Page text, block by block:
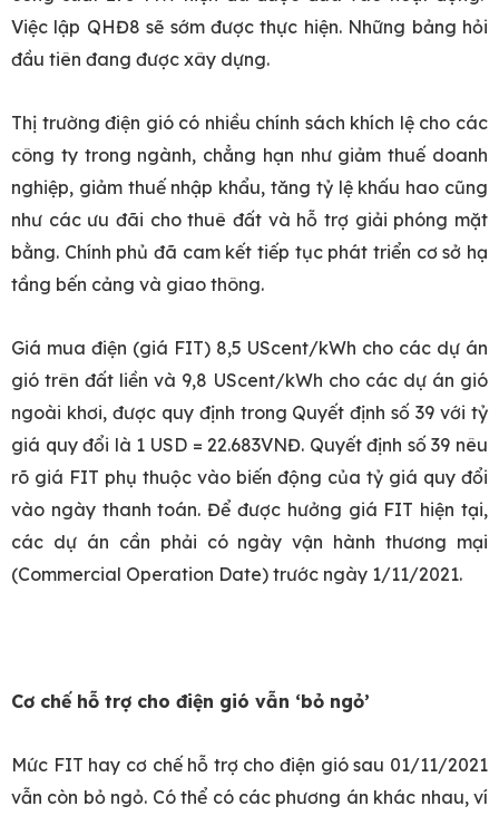
Việc lập QHĐ8 sẽ sớm được thực hiện. Những bảng hỏi
đầu tiên đang được xây dựng.
Thị trường điện gió có nhiều chính sách khích lệ cho các
công ty trong ngành, chẳng hạn như giảm thuế doanh
nghiệp, giảm thuế nhập khẩu, tăng tỷ lệ khấu hao cũng
như các ưu đãi cho thuê đất và hỗ trợ giải phóng mặt
bằng. Chính phủ đã cam kết tiếp tục phát triển cơ sở hạ
tầng bến cảng và giao thông.
Giá mua điện (giá FIT) 8,5 UScent/kWh cho các dự án
gió trên đất liền và 9,8 UScent/kWh cho các dự án gió
ngoài khơi, được quy định trong Quyết định số 39 với tỷ
giá quy đổi là 1 USD = 22.683VNĐ. Quyết định số 39 nêu
rõ giá FIT phụ thuộc vào biến động của tỷ giá quy đổi
vào ngày thanh toán. Để được hưởng giá FIT hiện tại,
các dự án cần phải có ngày vận hành thương mại
(Commercial Operation Date) trước ngày 1/11/2021.
Cơ chế hỗ trợ cho điện gió vẫn ‘bỏ ngỏ’
Mức FIT hay cơ chế hỗ trợ cho điện gió sau 01/11/2021
vẫn còn bỏ ngỏ. Có thể có các phương án khác nhau, ví